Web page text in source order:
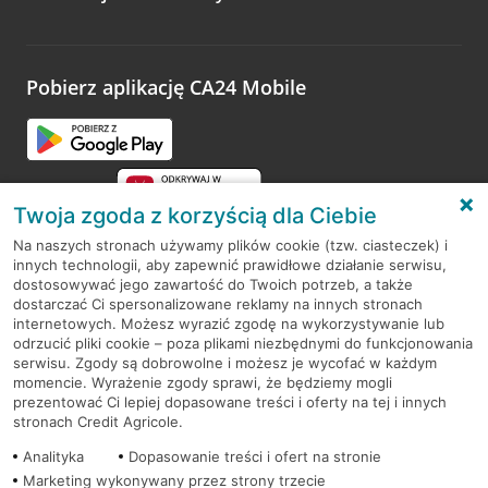
opinie.
Pobierz aplikację CA24 Mobile
RODO
Regulamin serwisu
Mapa serwisu
PolitykaCookies
Twoja zgoda z korzyścią dla Ciebie
Na naszych stronach używamy plików cookie (tzw. ciasteczek) i
innych technologii, aby zapewnić prawidłowe działanie serwisu,
dostosowywać jego zawartość do Twoich potrzeb, a także
dostarczać Ci spersonalizowane reklamy na innych stronach
internetowych. Możesz wyrazić zgodę na wykorzystywanie lub
odrzucić pliki cookie – poza plikami niezbędnymi do funkcjonowania
serwisu. Zgody są dobrowolne i możesz je wycofać w każdym
momencie. Wyrażenie zgody sprawi, że będziemy mogli
prezentować Ci lepiej dopasowane treści i oferty na tej i innych
stronach Credit Agricole.
Analityka
Dopasowanie treści i ofert na stronie
Marketing wykonywany przez strony trzecie